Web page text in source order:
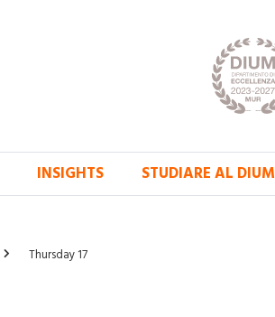
INSIGHTS STUDIARE AL DIUM
Thursday 17